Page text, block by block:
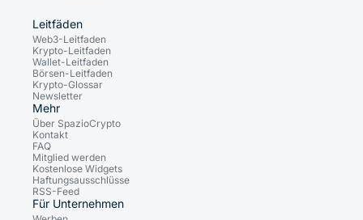
Leitfäden
Web3-Leitfaden
Krypto-Leitfaden
Wallet-Leitfaden
Börsen-Leitfaden
Krypto-Glossar
Newsletter
Mehr
Über SpazioCrypto
Kontakt
FAQ
Mitglied werden
Kostenlose Widgets
Haftungsausschlüsse
RSS-Feed
Für Unternehmen